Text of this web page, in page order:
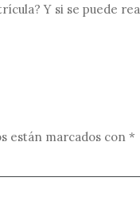
Y si se puede
están marcados con *